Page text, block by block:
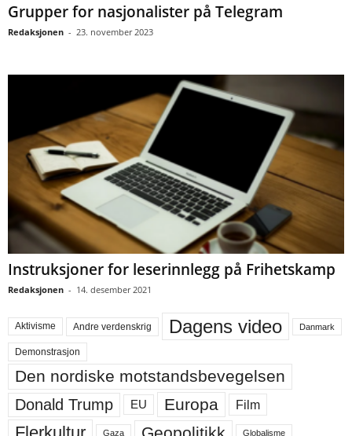
Grupper for nasjonalister på Telegram
Redaksjonen - 23. november 2023
Instruksjoner for leserinnlegg på Frihetskamp
Redaksjonen - 14. desember 2021
Aktivisme Andre verdenskrig Dagens video Danmark
Demonstrasjon
Den nordiske motstandsbevegelsen
Donald Trump EU Europa Film
Gaza Globalisme